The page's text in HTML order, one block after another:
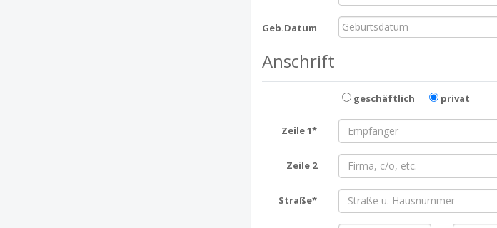
Geb.Datum
Anschrift
geschäftlich privat
Zeile 1*
Zeile 2
Straße*